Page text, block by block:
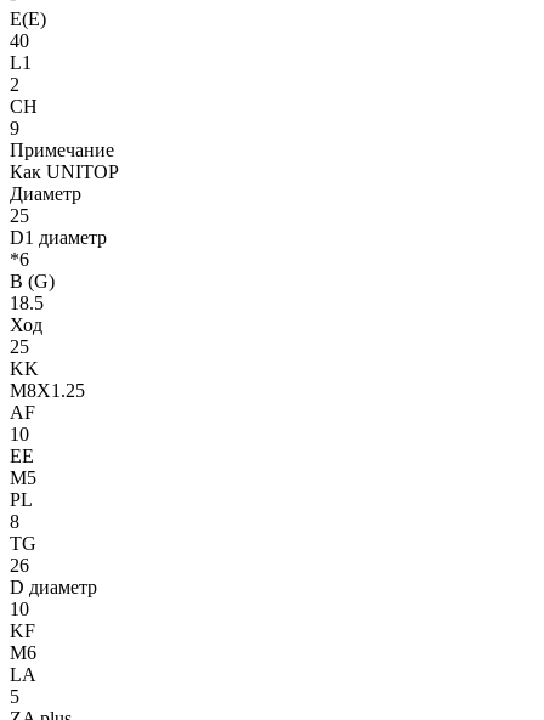
E(E)
40
L1
2
CH
9
Примечание
Как UNITOP
Диаметр
25
D1 диаметр
*6
B (G)
18.5
Ход
25
KK
M8X1.25
AF
10
EE
M5
PL
8
TG
26
D диаметр
10
KF
M6
LA
5